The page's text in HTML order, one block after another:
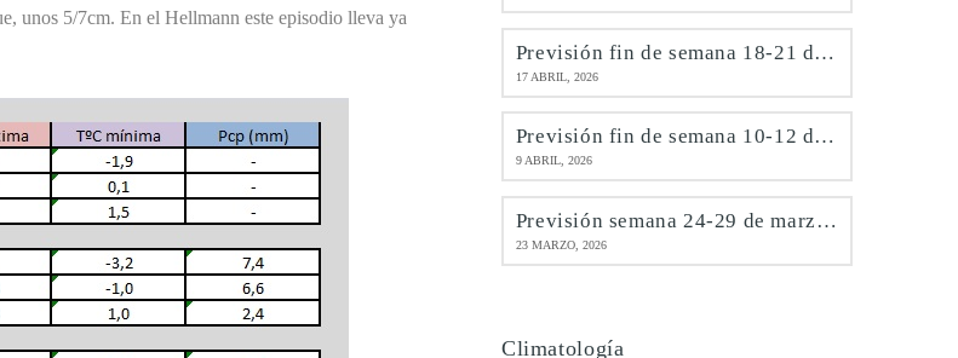
unos 5/7cm. En el Hellmann este episodio lleva ya
Previsión fin de semana 18-21 de abril de 2026
17 ABRIL, 2026
Previsión fin de semana 10-12 de abril de 2026
9 ABRIL, 2026
Previsión semana 24-29 de marzo de 2026
23 MARZO, 2026
Climatología